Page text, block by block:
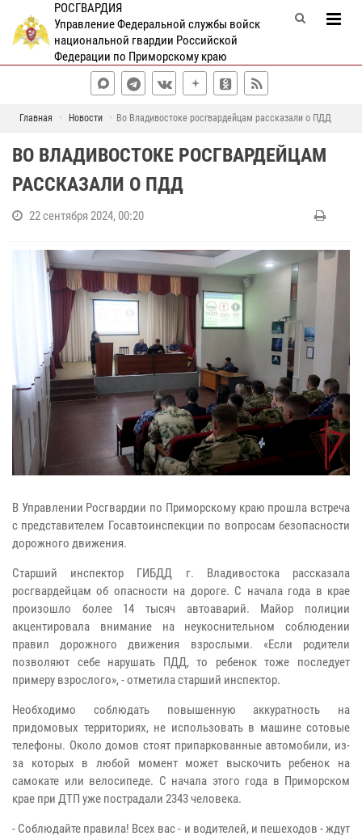
РОСГВАРДИЯ
Управление Федеральной службы войск
национальной гвардии Российской
Федерации по Приморскому краю
Главная Новости Во Владивостоке росгвардейцам рассказали о ПДД
ВО ВЛАДИВОСТОКЕ РОСГВАРДЕЙЦАМ
РАССКАЗАЛИ О ПДД
22 сентября 2024, 00:20
В Управлении Росгвардии по Приморскому краю прошла встреча
с представителем Госавтоинспекции по вопросам безопасности
дорожного движения.
Старший инспектор ГИБДД г. Владивостока рассказала
росгвардейцам об опасности на дороге. С начала года в крае
произошло более 14 тысяч автоаварий. Майор полиции
акцентировала внимание на неукоснительном соблюдении
правил дорожного движения взрослыми. «Если родители
позволяют себе нарушать ПДД, то ребенок тоже последует
примеру взрослого», - отметила старший инспектор.
Необходимо соблюдать повышенную аккуратность на
придомовых территориях, не использовать в машине сотовые
телефоны. Около домов стоят припаркованные автомобили, из-
за которых в любой момент может выскочить ребенок на
самокате или велосипеде. С начала этого года в Приморском
крае при ДТП уже пострадали 2343 человека.
- Соблюдайте правила! Всех вас - и водителей, и пешеходов - ждут